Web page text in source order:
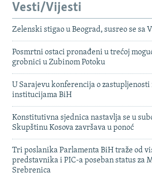
Vesti/Vijesti
Zelenski stigao u Beograd, susreo se sa
Posmrtni ostaci pronađeni u trećoj
grobnici u Zubinom Potoku
U Sarajevu konferencija o zastupljenosti
institucijama BiH
Konstitutivna sjednica nastavlja se u
Skupštinu Kosova završava u ponoć
Tri poslanika Parlamenta BiH traže od
predstavnika i PIC-a poseban status za
Srebrenica